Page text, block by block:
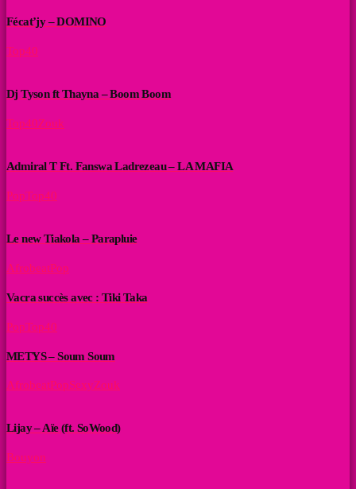
Fécat’jy – DOMINO
Top40
Dj Tyson ft Thayna – Boom Boom
Top40Zouk
Admiral T Ft. Fanswa Ladrezeau – LA MAFIA
PopTop40
Le new Tiakola – Parapluie
AfrobeatPop
Vacra succès avec : Tiki Taka
PopTop40
METYS – Soum Soum
AfrobeatPopSexyZouk
Lijay – Aïe (ft. SoWood)
Bouyon